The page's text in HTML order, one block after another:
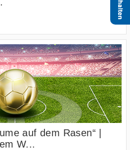
auf dem Rasen“ |
W...